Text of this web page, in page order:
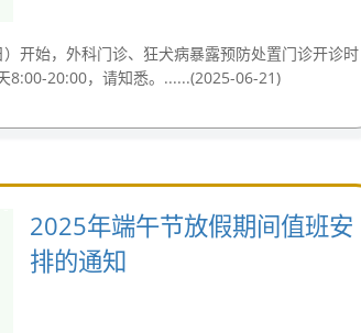
开始，外科门诊、狂犬病暴露预防处置门诊开诊时
8:00-20:00，请知悉。......(2025-06-21)
2025年端午节放假期间值班安
排的通知